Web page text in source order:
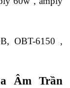
OBT-6150 ,
Âm Trần